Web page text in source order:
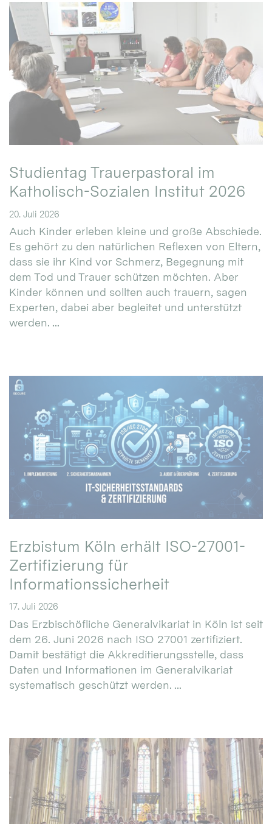
Studientag Trauerpastoral im
Katholisch-Sozialen Institut 2026
20. Juli 2026
Auch Kinder erleben kleine und große Abschiede.
Es gehört zu den natürlichen Reflexen von Eltern,
dass sie ihr Kind vor Schmerz, Begegnung mit
dem Tod und Trauer schützen möchten. Aber
Kinder können und sollten auch trauern, sagen
Experten, dabei aber begleitet und unterstützt
werden. ...
Erzbistum Köln erhält ISO-27001-
Zertifizierung für
Informationssicherheit
17. Juli 2026
Das Erzbischöfliche Generalvikariat in Köln ist seit
dem 26. Juni 2026 nach ISO 27001 zertifiziert.
Damit bestätigt die Akkreditierungsstelle, dass
Daten und Informationen im Generalvikariat
systematisch geschützt werden. ...